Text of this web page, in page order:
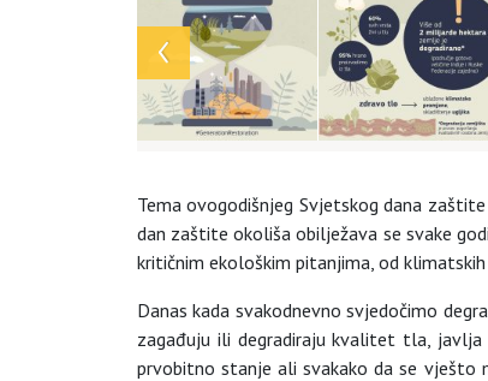
Tema ovogodišnjeg Svjetskog dana
dan zaštite okoliša obilježava se svake
kritičnim ekološkim pitanjima, od
Danas kada svakodnevno svjedočimo
zagađuju ili degradiraju kvalitet tla, javlja
prvobitno stanje ali svakako da se vješto